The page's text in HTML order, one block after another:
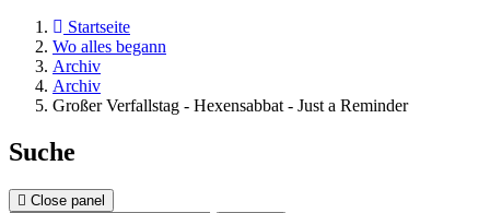
Startseite
Wo alles begann
Archiv
Archiv
Großer Verfallstag - Hexensabbat - Just a Reminder
Suche
Close panel